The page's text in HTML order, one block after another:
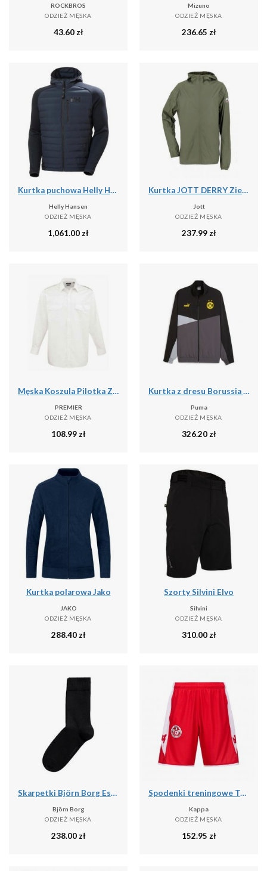
ROCKBROS
ODZIEŻ MĘSKA
43.60 zł
Mizuno
ODZIEŻ MĘSKA
236.65 zł
Kurtka puchowa Helly Hansen Arctic Ocean Hybrid
Helly Hansen
ODZIEŻ MĘSKA
1,061.00 zł
Kurtka JOTT DERRY Zielony
Jott
ODZIEŻ MĘSKA
237.99 zł
Męska Koszula Pilotka Z Długim Rękawem
PREMIER
ODZIEŻ MĘSKA
108.99 zł
Kurtka z dresu Borussia Dortmund 2023/24
Puma
ODZIEŻ MĘSKA
326.20 zł
Kurtka polarowa Jako
JAKO
ODZIEŻ MĘSKA
288.40 zł
Szorty Silvini Elvo
Silvini
ODZIEŻ MĘSKA
310.00 zł
Skarpetki Björn Borg Essential (x10)
Björn Borg
ODZIEŻ MĘSKA
238.00 zł
Spodenki treningowe Tunisie Ahora Pro 7 2024
Kappa
ODZIEŻ MĘSKA
152.95 zł